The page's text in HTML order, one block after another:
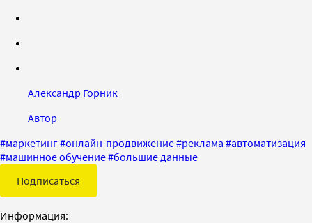
Александр Горник
Автор
#маркетинг#онлайн-продвижение#реклама #автоматизация
#машинное обучение#большие данные
Подписаться
Информация: